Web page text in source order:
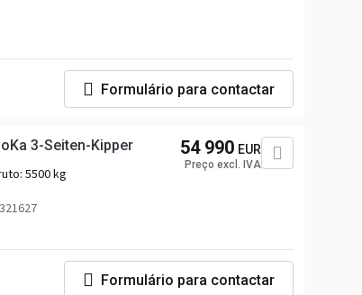
Formulário para contactar
3-Seiten-Kipper
5500 kg
54 990 EUR
Preço excl. IVA
Formulário para contactar